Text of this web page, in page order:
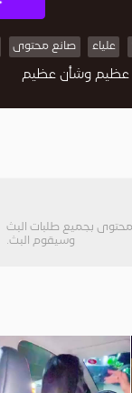
علياء صانع محتوى
عظيم وشأن عظيم
بجميع طلبات البث
وسيقوم البث.